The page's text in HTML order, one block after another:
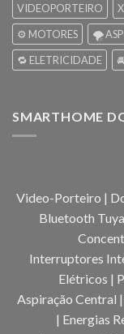
VIDEOPORTEIRO
⚙️ MOTORES
🌪️
🔁 ELETRICIDADE
SMARTHOME
Video-Porteiro |
Bluetooth
Interruptores
Elétricos |
Aspiração Central
| Energias